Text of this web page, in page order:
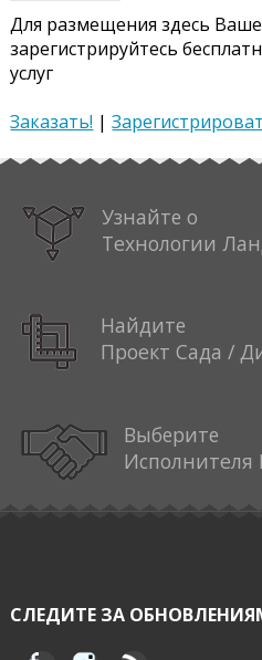
Для размещения здесь
зарегистрируйтесь
услуг
Заказать! |
Узнайте о
Технологии
Найдите
Проект Сада /
Выберите
Исполнителя
СЛЕДИТЕ ЗА